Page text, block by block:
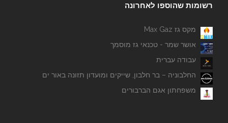
רשומות שהוספו לאחרונה
מקס גז Max Gaz
אושר שמר - טכנאי גז מוסמך
עבודה עברית
החלבוניה – בר חלבון, שייקים ומועדון תזונה באור ים
משפחתון אגם הברבורים